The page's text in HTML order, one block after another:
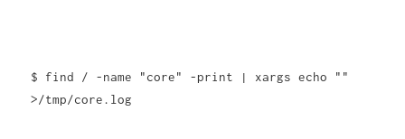
$ find / -name "core" -print | xargs echo ""
>/tmp/core.log